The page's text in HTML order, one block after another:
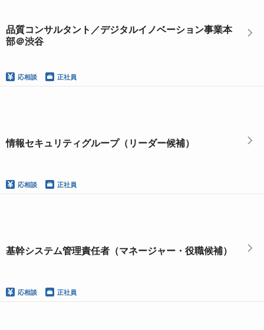
品質コンサルタント／デジタルイノベーション事業本
部＠渋谷
応相談 正社員
情報セキュリティグループ（リーダー候補）
応相談 正社員
基幹システム管理責任者（マネージャー・役職候補）
応相談 正社員